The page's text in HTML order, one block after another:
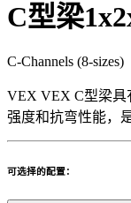
C型梁
C-Channels (8-sizes)
VEX VEX C型梁具
强度和抗弯性能，
可选择的配置：